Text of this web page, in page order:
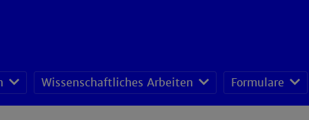
Wissenschaftliches Arbeiten Formulare